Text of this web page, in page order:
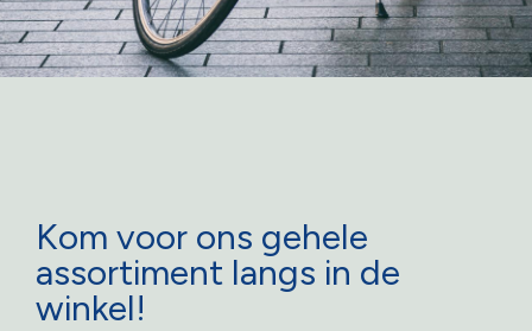
Van nieuw tot
tweedehands
Kom voor ons gehele
assortiment langs in de
winkel!